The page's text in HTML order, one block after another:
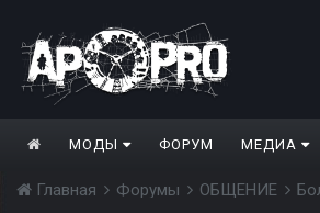
МОДЫ ФОРУМ МЕДИА
Главная Форумы ОБЩЕНИЕ